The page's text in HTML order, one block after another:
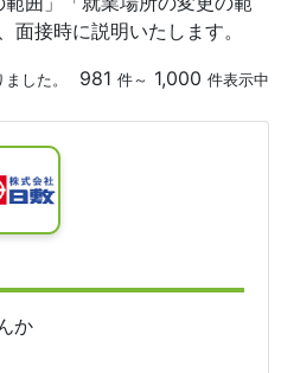
面接時に説明いたします。
した。 981 件～ 1,000 件表示中
か